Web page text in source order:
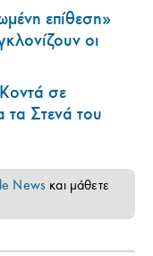
επίθεση»
οι
σε
τα Στενά του
News και μάθετε